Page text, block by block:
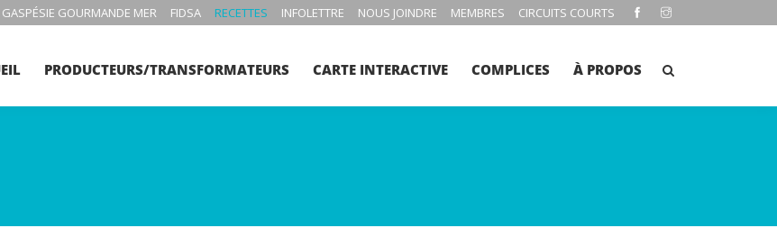
GASPÉSIE GOURMANDE MER FIDSA RECETTES INFOLETTRE NOUS JOINDRE MEMBRES CIRCUITS COURTS
PRODUCTEURS/TRANSFORMATEURS CARTE INTERACTIVE COMPLICES À PROPOS